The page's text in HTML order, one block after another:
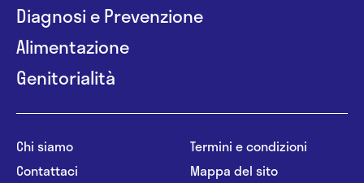
Diagnosi e Prevenzione
Alimentazione
Genitorialità
Chi siamo
Contattaci
Termini e condizioni
Mappa del sito